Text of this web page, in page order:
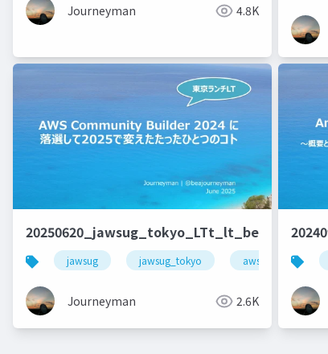
Journeyman 4.8K
jawsug jawsug_tokyo
Journeyman 2.6K